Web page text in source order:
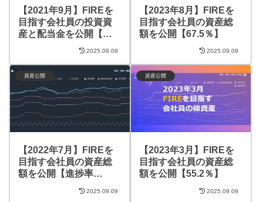
【2021年9月】FIREを
目指す会社員の投資資
産と配当金を公開【目
標達成率21.6 ％】
2025.09.09
【2023年8月】FIREを
目指す会社員の資産総
額を公開【67.5％】
2025.09.09
資産公開
【2022年7月】FIREを
目指す会社員の資産総
額を公開【進捗率
2025.09.09
資産公開
【2023年3月】FIREを
目指す会社員の資産総
額を公開【55.2％】
2025.09.09